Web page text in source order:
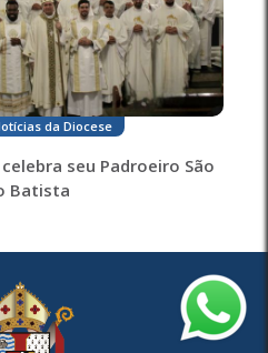
da Diocese
seu Padroeiro São
Batista